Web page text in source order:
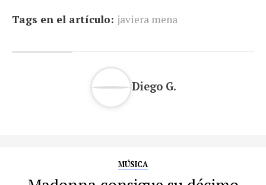
Tags en el artículo: javiera mena
Diego G.
MÚSICA